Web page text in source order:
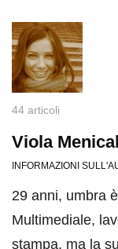
44 articoli
Viola
INFORMAZIONI
29 anni, umbra
Multimediale,
stampa, ma la